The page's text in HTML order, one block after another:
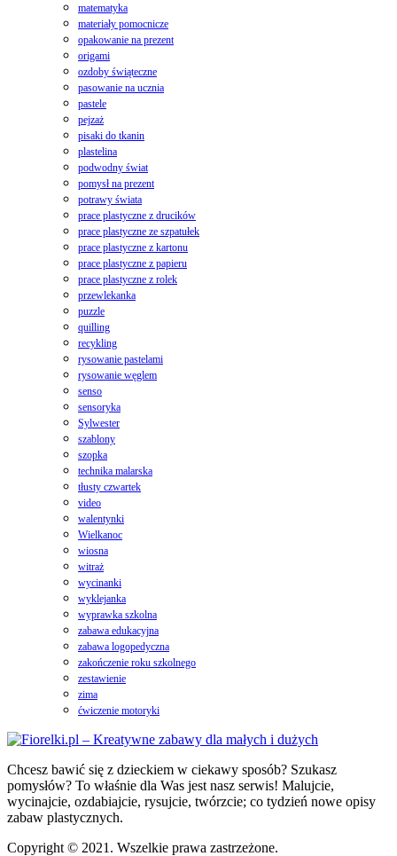
matematyka
materiały pomocnicze
opakowanie na prezent
origami
ozdoby świąteczne
pasowanie na ucznia
pastele
pejzaż
pisaki do tkanin
plastelina
podwodny świat
pomysł na prezent
potrawy świata
prace plastyczne z drucików
prace plastyczne ze szpatułek
prace plastyczne z kartonu
prace plastyczne z papieru
prace plastyczne z rolek
przewlekanka
puzzle
quilling
recykling
rysowanie pastelami
rysowanie węglem
senso
sensoryka
Sylwester
szablony
szopka
technika malarska
tłusty czwartek
video
walentynki
Wielkanoc
wiosna
witraż
wycinanki
wyklejanka
wyprawka szkolna
zabawa edukacyjna
zabawa logopedyczna
zakończenie roku szkolnego
zestawienie
zima
ćwiczenie motoryki
Chcesz bawić się z dzieckiem w ciekawy sposób? Szukasz
pomysłów? To właśnie dla Was jest nasz serwis! Malujcie,
wycinajcie, ozdabiajcie, rysujcie, twórzcie; co tydzień nowe opisy
zabaw plastycznych.
Copyright © 2021. Wszelkie prawa zastrzeżone.